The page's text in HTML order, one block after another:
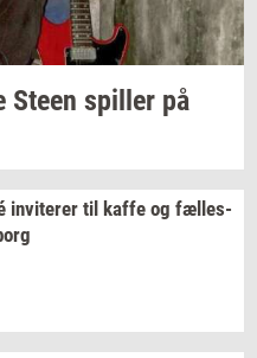
Steen spil­ler på
in­vi­te­rer til kaffe og fæl­les­